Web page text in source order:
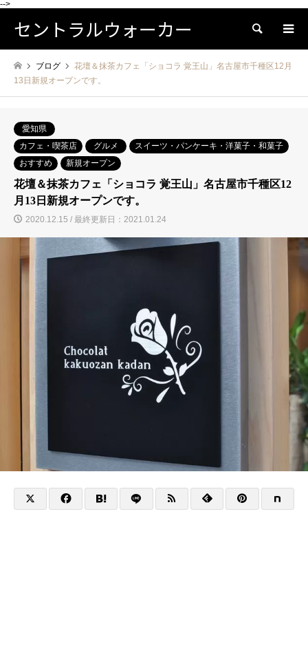
-->
セントラルウォーカー 検索
ブログ
花壇＆抹茶カフェ「ショコラ 覚王山」名古屋市千種区12月
13日新規オープンです。
愛知県
カフェ・喫茶店
グルメ
スイーツ・パンケーキ・洋菓子・和菓子
おすすめ
新規オープン
花壇＆抹茶カフェ「ショコラ 覚王山」名古屋市千種区12
月13日新規オープンです。
2020.12.15 / 最終更新日：2021.01.24